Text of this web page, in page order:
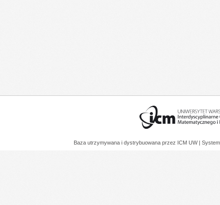
Baza utrzymywana i dystrybuowana przez ICM UW |